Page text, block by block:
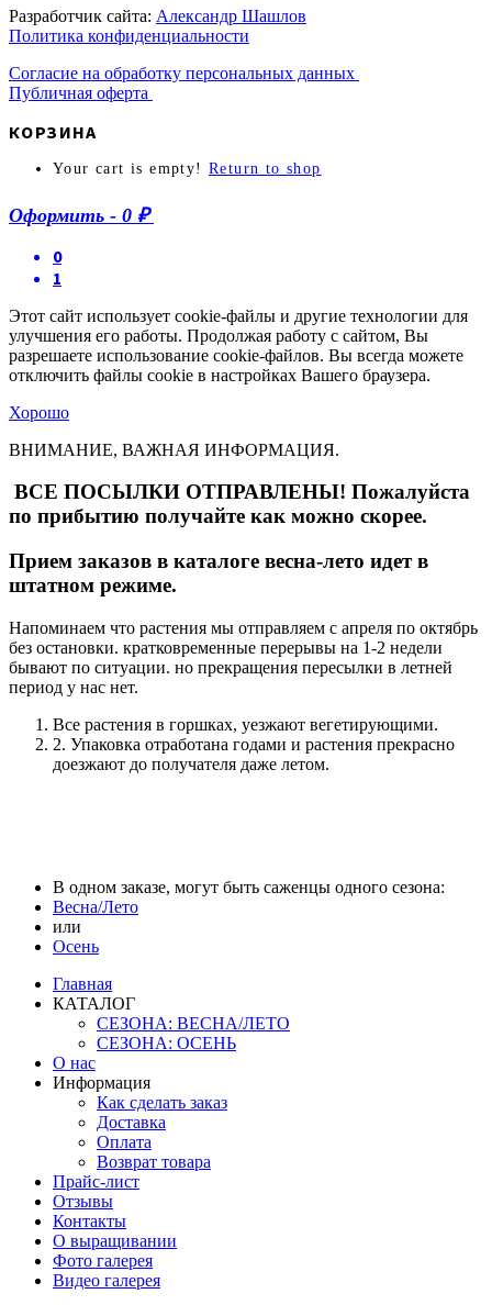
Разработчик сайта: Александр Шашлов
Политика конфиденциальности
Согласие на обработку персональных данных
Публичная оферта
КОРЗИНА
Your cart is empty! Return to shop
Оформить - 0 ₽
0
1
Этот сайт использует cookie-файлы и другие технологии для
улучшения его работы. Продолжая работу с сайтом, Вы
разрешаете использование cookie-файлов. Вы всегда можете
отключить файлы cookie в настройках Вашего браузера.
Хорошо
ВНИМАНИЕ, ВАЖНАЯ ИНФОРМАЦИЯ.
ВСЕ ПОСЫЛКИ ОТПРАВЛЕНЫ! Пожалуйста
по прибытию получайте как можно скорее.
Прием заказов в каталоге весна-лето идет в
штатном режиме.
Напоминаем что растения мы отправляем с апреля по октябрь
без остановки. кратковременные перерывы на 1-2 недели
бывают по ситуации. но прекращения пересылки в летней
период у нас нет.
Все растения в горшках, уезжают вегетирующими.
2. Упаковка отработана годами и растения прекрасно
доезжают до получателя даже летом.
В одном заказе, могут быть саженцы одного сезона:
Весна/Лето
или
Осень
Главная
КАТАЛОГ
СЕЗОНА: ВЕСНА/ЛЕТО
СЕЗОНА: ОСЕНЬ
О нас
Информация
Как сделать заказ
Доставка
Оплата
Возврат товара
Прайс-лист
Отзывы
Контакты
О выращивании
Фото галерея
Видео галерея